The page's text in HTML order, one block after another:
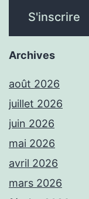
Archives
août 2026
juillet 2026
juin 2026
mai 2026
avril 2026
mars 2026